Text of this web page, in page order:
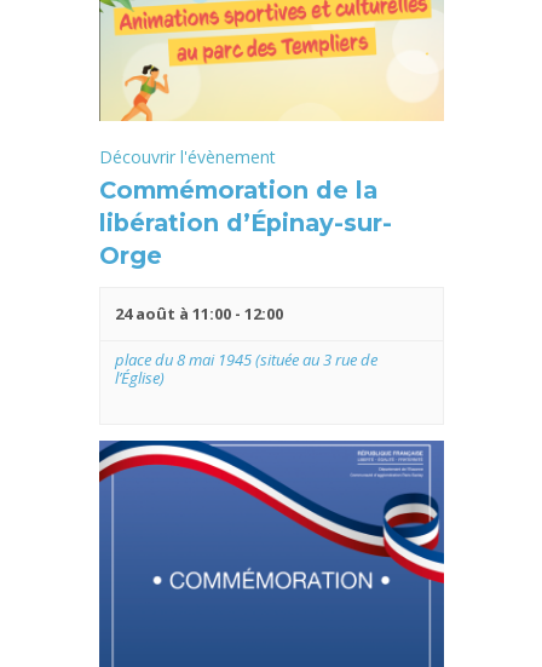
Découvrir l'évènement
Commémoration de la
libération d’Épinay-sur-
Orge
24 août à 11:00- 12:00
place du 8 mai 1945 (située au 3 rue de
l’Église)